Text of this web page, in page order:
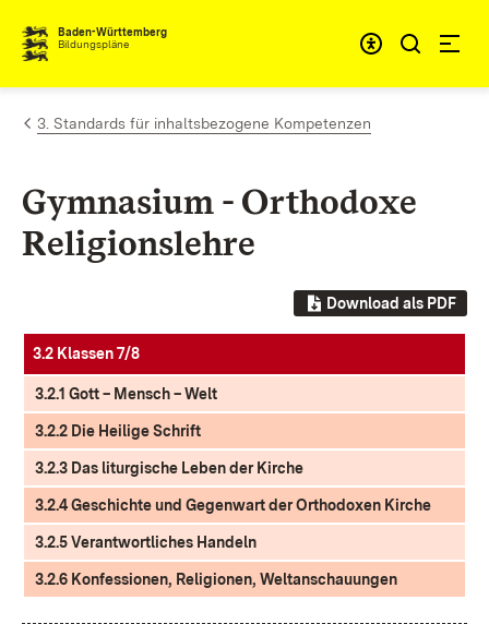
Zum Inhalt springen
Baden-Württemberg
Bildungspläne
3. Standards für inhaltsbezogene Kompetenzen
Gymnasium - Orthodoxe
Religionslehre
Download als PDF
3.2 Klassen 7/8
3.2.1 Gott – Mensch – Welt
3.2.2 Die Heilige Schrift
3.2.3 Das liturgische Leben der Kirche
3.2.4 Geschichte und Gegenwart der Orthodoxen Kirche
3.2.5 Verantwortliches Handeln
3.2.6 Konfessionen, Religionen, Weltanschauungen